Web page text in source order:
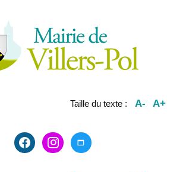
Taille du texte : A- A+
facebook2instagrammaximize